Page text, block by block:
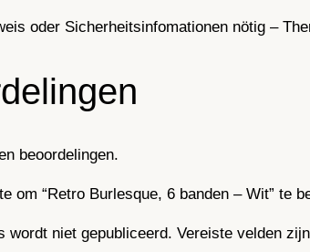
oder Sicherheitsinfomationen nötig –
beoordelingen.
om “Retro Burlesque, 6 banden – Wit” te
wordt niet gepubliceerd. Vereiste velden